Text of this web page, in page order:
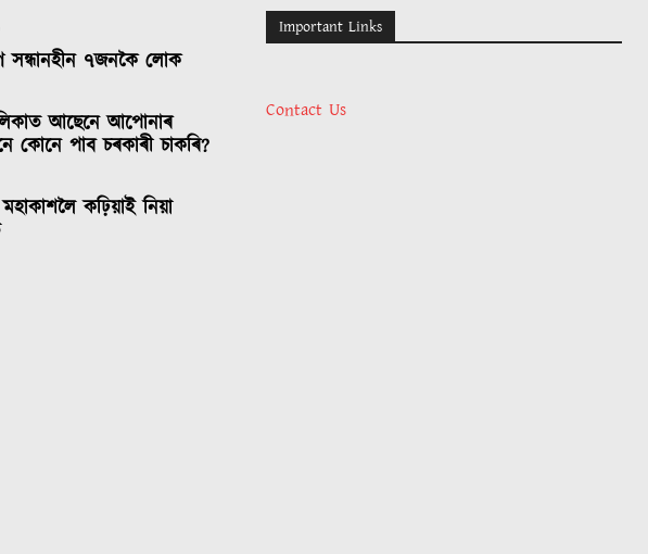
সন্ধানহীন ৭জনকৈ লোক
আছেনে আপোনাৰ
কোনে পাব চৰকাৰী চাকৰি?
কঢ়িয়াই নিয়া
Important Links
Contact Us